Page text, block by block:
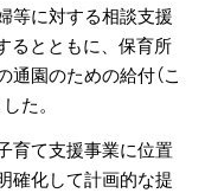
等に対する相談支援
るとともに、保育所
園のための給付（こ
た。
育て支援事業に位置
確化して計画的な提